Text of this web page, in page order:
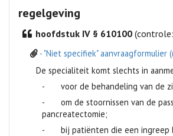
regelgeving
hoofdstuk IV § 610100 (controle:
- "Niet specifiek" aanvraagformulier
De specialiteit komt slechts in
- voor de behandeling van de
- om de stoornissen van de
pancreatectomie;
- bij patiënten die een ingreep